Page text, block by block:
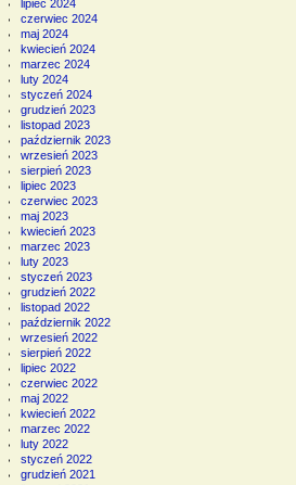
lipiec 2024
czerwiec 2024
maj 2024
kwiecień 2024
marzec 2024
luty 2024
styczeń 2024
grudzień 2023
listopad 2023
październik 2023
wrzesień 2023
sierpień 2023
lipiec 2023
czerwiec 2023
maj 2023
kwiecień 2023
marzec 2023
luty 2023
styczeń 2023
grudzień 2022
listopad 2022
październik 2022
wrzesień 2022
sierpień 2022
lipiec 2022
czerwiec 2022
maj 2022
kwiecień 2022
marzec 2022
luty 2022
styczeń 2022
grudzień 2021